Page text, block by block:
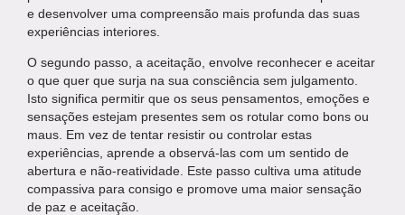
e desenvolver uma compreensão mais profunda das suas
experiências interiores.
O segundo passo, a aceitação, envolve reconhecer e aceitar
o que quer que surja na sua consciência sem julgamento.
Isto significa permitir que os seus pensamentos, emoções e
sensações estejam presentes sem os rotular como bons ou
maus. Em vez de tentar resistir ou controlar estas
experiências, aprende a observá-las com um sentido de
abertura e não-reatividade. Este passo cultiva uma atitude
compassiva para consigo e promove uma maior sensação
de paz e aceitação.